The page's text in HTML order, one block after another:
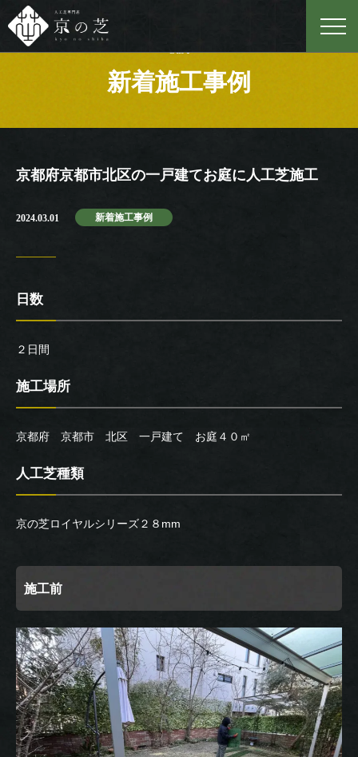
Case
新着施工事例
京都府京都市北区の一戸建てお庭に人工芝施工
2024.03.01 新着施工事例
日数
２日間
施工場所
京都府 京都市 北区 一戸建て お庭４０㎡
人工芝種類
京の芝ロイヤルシリーズ２８mm
施工前